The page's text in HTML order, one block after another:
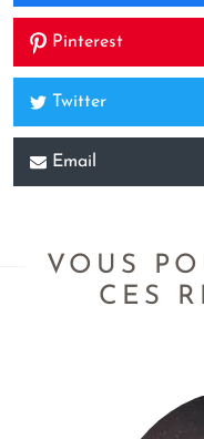
Pinterest
Twitter
Email
VOUS
CES